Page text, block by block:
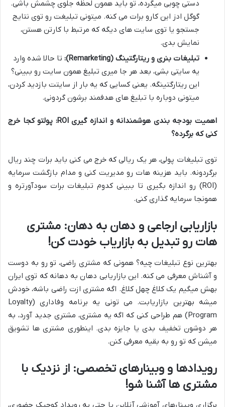
دستی چوبی میگرده، تو باید همون لحظه جلوی چشمش باشی.
گوگل ادز این کارو برات می کنه. میتونی تبلیغت رو توی نتایج
جستجو یا توی سایت های دیگه که مرتبط با کارتن هستن،
نمایش بدی.
تبلیغات بنری و ریتارگتینگ (Remarketing):
تا حالا شده وارد
یه سایتی بشی، بعد هر جا میری تبلیغ همون سایت رو ببینی؟
این ریتارگتینگه. یعنی کسایی که یه بار از سایتت بازدید کردن،
میتونی دوباره با تبلیغ های هدفمند برشون گردونی.
اهمیت بودجه بندی هوشمندانه و اندازه گیری ROI: پولتو کجا خرج
کنی که برگرده؟
توی تبلیغات پولی، هر یک ریالی که خرج می کنی باید برات چند ریال
برگردونه. باید هزینه هات رو مدیریت کنی و مدام بازگشت سرمایه
(ROI) رو اندازه بگیری تا ببینی کدوم تبلیغات برات سودآورتره و
همونجا سرمایه گذاری کنی.
بازاریابی ارجاعی و دهان به دهان: مشتری
هات رو تبدیل به بازاریاب خودت کن!
بهترین نوع تبلیغات چیه؟ همونی که مشتری راضی، تو رو به دوست
و آشناش معرفی می کنه. این بازاریابی دهان به دهانه که توی ایران
بهش میگیم یک کلاغ چهل کلاغ. اگه مشتری ازت راضی باشه، خودش
میشه بهترین بازاریابت. می تونی یه برنامه وفاداری (Loyalty
Program) هم طراحی کنی که اگه یه مشتری، مشتری جدید آورد، به
هر دوشون تخفیف بدی یا جایزه بدی. اینطوری مشتری ها تشویق
میشن که تو رو به بقیه معرفی کنن.
رویدادها و وبینارهای تخصصی: از نزدیک با
مشتری ها آشنا شو!